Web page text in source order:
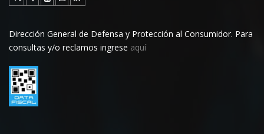
Dirección General de Defensa y Protección al Consumidor. Para
consultas y/o reclamos ingrese aquí